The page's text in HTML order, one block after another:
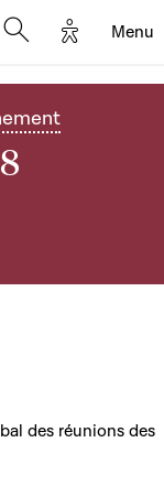
Options
Menu
meetings
des réunions des